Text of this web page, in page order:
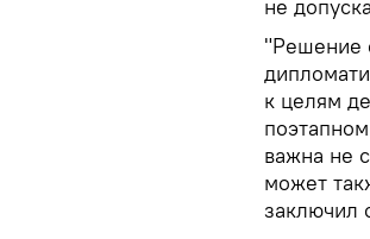
не
"Решение
к целям
важна не
может
заключил